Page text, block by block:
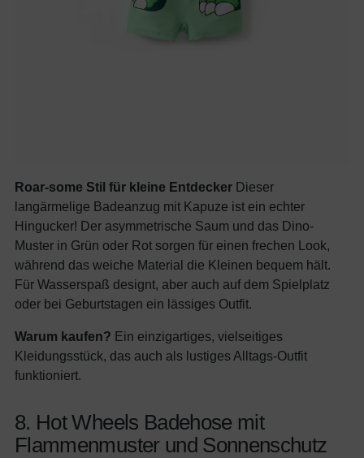
Roar-some Stil für kleine Entdecker Dieser
langärmelige Badeanzug mit Kapuze ist ein echter
Hingucker! Der asymmetrische Saum und das Dino-
Muster in Grün oder Rot sorgen für einen frechen Look,
während das weiche Material die Kleinen bequem hält.
Für Wasserspaß designt, aber auch auf dem Spielplatz
oder bei Geburtstagen ein lässiges Outfit.
Warum kaufen? Ein einzigartiges, vielseitiges
Kleidungsstück, das auch als lustiges Alltags-Outfit
funktioniert.
8. Hot Wheels Badehose mit
Flammenmuster und Sonnenschutz